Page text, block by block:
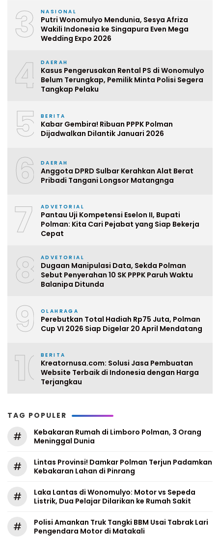
3 NASIONAL
Putri Wonomulyo Mendunia, Sesya Afriza
Wakili Indonesia ke Singapura Even Mega
Wedding Expo 2026
4 DAERAH
Kasus Pengerusakan Rental PS di Wonomulyo
Belum Terungkap, Pemilik Minta Polisi Segera
Tangkap Pelaku
5 BERITA
Kabar Gembira! Ribuan PPPK Polman
Dijadwalkan Dilantik Januari 2026
6 DAERAH
Anggota DPRD Sulbar Kerahkan Alat Berat
Pribadi Tangani Longsor Matangnga
7 ADVETORIAL
Pantau Uji Kompetensi Eselon II, Bupati
Polman: Kita Cari Pejabat yang Siap Bekerja
Cepat
8 ADVETORIAL
Dugaan Manipulasi Data, Sekda Polman
Sebut Penyerahan 10 SK PPPK Paruh Waktu
Balanipa Ditunda
9 OLAHRAGA
Perebutkan Total Hadiah Rp75 Juta, Polman
Cup VI 2026 Siap Digelar 20 April Mendatang
10BERITA
Kreatornusa.com: Solusi Jasa Pembuatan
Website Terbaik di Indonesia dengan Harga
Terjangkau
TAG POPULER
#
Kebakaran Rumah di Limboro Polman, 3 Orang
Meninggal Dunia
#
Lintas Provinsi! Damkar Polman Terjun Padamkan
Kebakaran Lahan di Pinrang
#
Laka Lantas di Wonomulyo: Motor vs Sepeda
Listrik, Dua Pelajar Dilarikan ke Rumah Sakit
#
Polisi Amankan Truk Tangki BBM Usai Tabrak Lari
Pengendara Motor di Matakali